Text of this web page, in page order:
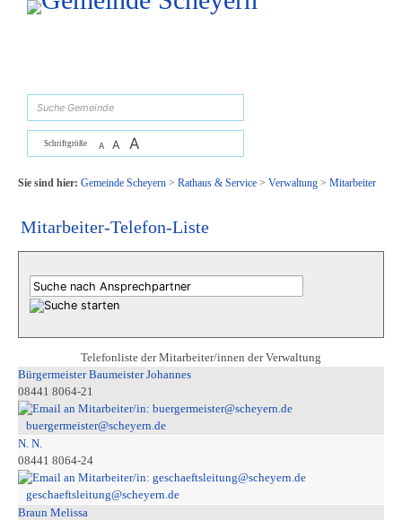
Zum Inhalt, zur Navigationoder zur Startseite springen.
Schriftgröße A A A
Sie sind hier: Gemeinde Scheyern> Rathaus & Service> Verwaltung> Mitarbeiter
Mitarbeiter-Telefon-Liste
Telefonliste der Mitarbeiter/innen der Verwaltung
Bürgermeister Baumeister Johannes
08441 8064-21
buergermeister@scheyern.de
N. N.
08441 8064-24
geschaeftsleitung@scheyern.de
Braun Melissa